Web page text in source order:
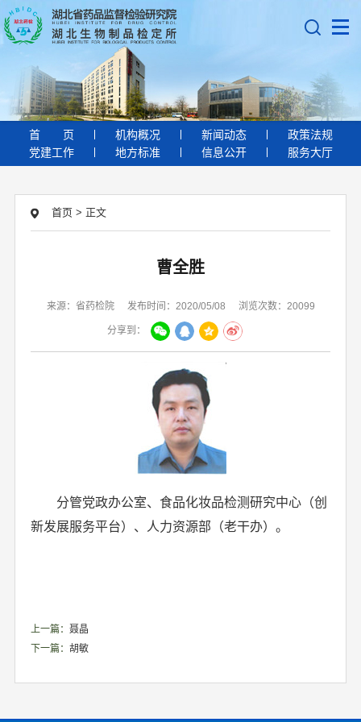
首 页 机构概况 新闻动态
政策法规
党建工作
地方标准 信息公开 服务大厅
首页 > 正文
曹全胜
来源：省药检院 发布时间：2020/05/08 浏览次数：20099
分享到：
分管党政办公室、食品化妆品检测研究中心（创
新发展服务平台）、人力资源部（老干办）。
上一篇：聂晶
下一篇：胡敏